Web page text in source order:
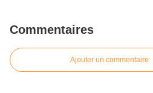
Commentaires
Ajouter un commentaire